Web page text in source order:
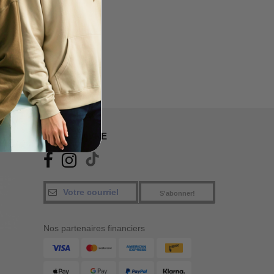
NOUS SUIVRE
S'abonner!
Nos partenaires financiers